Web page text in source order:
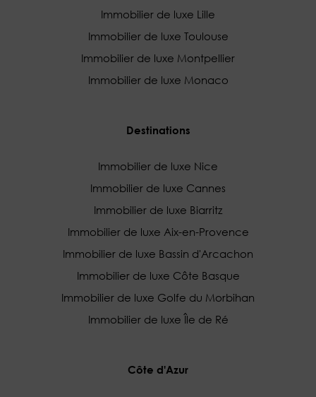
Immobilier de luxe Lille
Immobilier de luxe Toulouse
Immobilier de luxe Montpellier
Immobilier de luxe Monaco
Destinations
Immobilier de luxe Nice
Immobilier de luxe Cannes
Immobilier de luxe Biarritz
Immobilier de luxe Aix-en-Provence
Immobilier de luxe Bassin d'Arcachon
Immobilier de luxe Côte Basque
Immobilier de luxe Golfe du Morbihan
Immobilier de luxe Île de Ré
Côte d'Azur